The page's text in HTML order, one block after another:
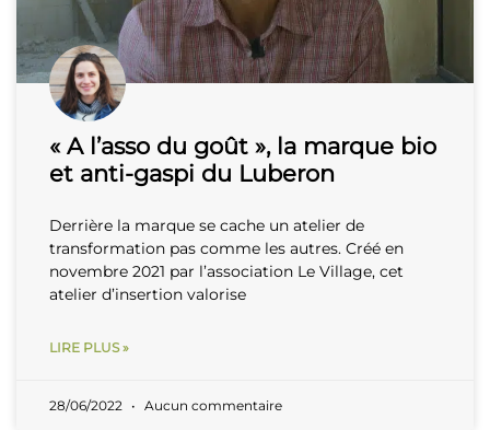
« A l’asso du goût », la marque bio
et anti-gaspi du Luberon
Derrière la marque se cache un atelier de
transformation pas comme les autres. Créé en
novembre 2021 par l’association Le Village, cet
atelier d’insertion valorise
LIRE PLUS »
28/06/2022 Aucun commentaire